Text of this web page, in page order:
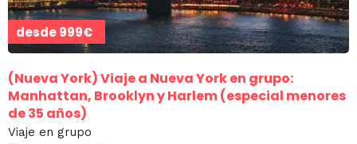
desde999€
(Nueva York)Viaje a Nueva York en grupo:
Manhattan, Brooklyn y Harlem (especial menores
de 35 años)
Viaje en grupo